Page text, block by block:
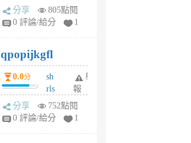
w
rs
6
個
月
前
分享
805點閱
0 評論/給分
1
qpopijkgfl
0.0分
sh
rls
k
m
舉
報
分享
752點閱
0 評論/給分
1